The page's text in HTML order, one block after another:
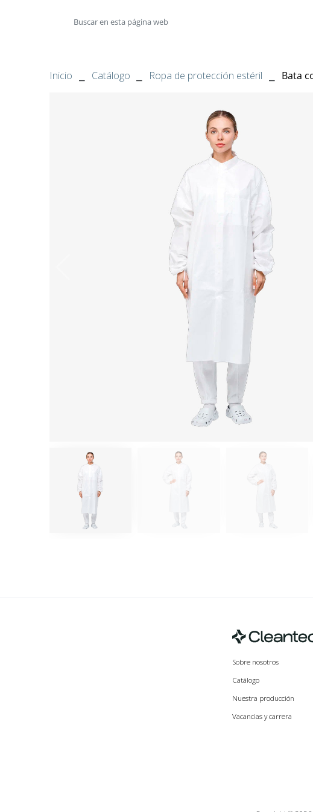
Inicio Catálogo Ropa de protección estéril Bata
Sobre nosotros
Catálogo
Nuestra producción
Vacancias y carrera